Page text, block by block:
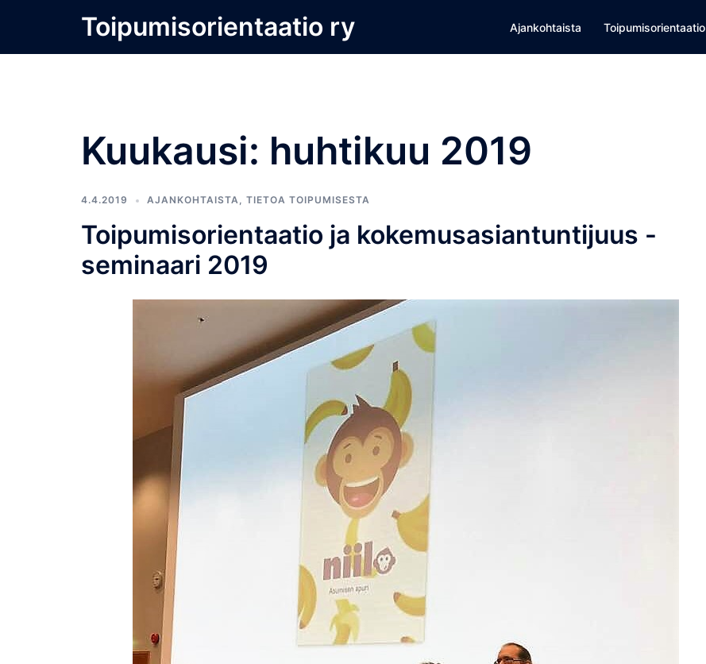
content
Toipumisorientaatio ry Ajankohtaista Toipumisorientaatio
Kuukausi: huhtikuu 2019
4.4.2019 AJANKOHTAISTA, TIETOA TOIPUMISESTA
Toipumisorientaatio ja kokemusasiantuntijuus -
seminaari 2019